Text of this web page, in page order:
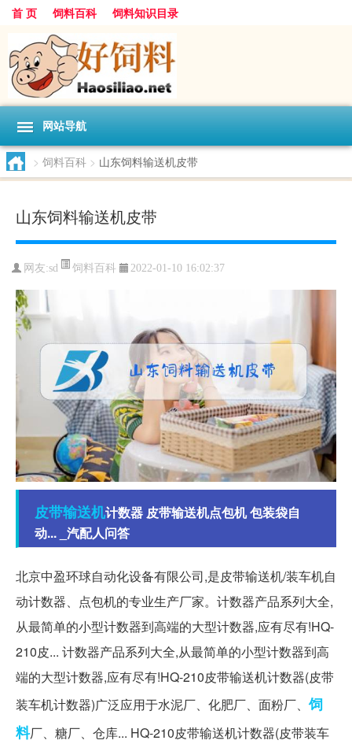
首 页 饲料百科 饲料知识目录
网站导航
> 饲料百科 > 山东饲料输送机皮带
山东饲料输送机皮带
网友:sd 饲料百科 2022-01-10 16:02:37
皮带输送机计数器 皮带输送机点包机 包装袋自
动... _汽配人问答
北京中盈环球自动化设备有限公司,是皮带输送机/装车机自
动计数器、点包机的专业生产厂家。计数器产品系列大全,
从最简单的小型计数器到高端的大型计数器,应有尽有!HQ-
210皮... 计数器产品系列大全,从最简单的小型计数器到高
端的大型计数器,应有尽有!HQ-210皮带输送机计数器(皮带
装车机计数器)广泛应用于水泥厂、化肥厂、面粉厂、饲
料厂、糖厂、仓库... HQ-210皮带输送机计数器(皮带装车